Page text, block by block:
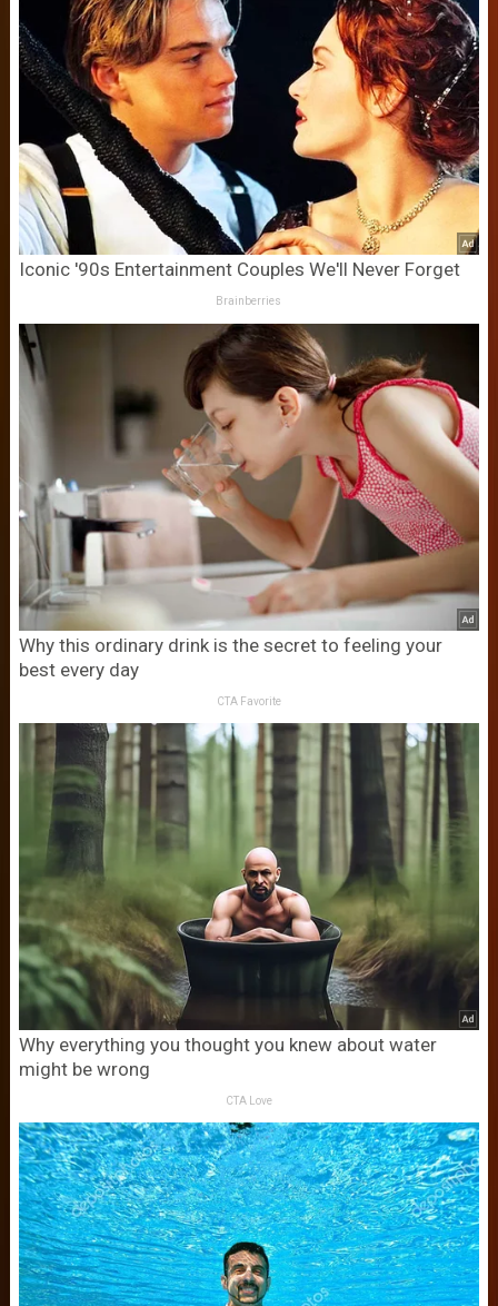
Iconic '90s Entertainment Couples We'll Never Forget
Brainberries
Why this ordinary drink is the secret to feeling your
best every day
CTA Favorite
Why everything you thought you knew about water
might be wrong
CTA Love